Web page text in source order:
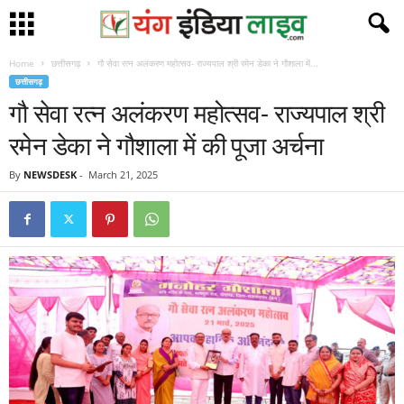
Home छत्तीसगढ़ गौ सेवा रत्न अलंकरण महोत्सव- राज्यपाल श्री रमेन डेका ने गौशाला में...
छत्तीसगढ़
गौ सेवा रत्न अलंकरण महोत्सव- राज्यपाल श्री
रमेन डेका ने गौशाला में की पूजा अर्चना
By NEWSDESK - March 21, 2025